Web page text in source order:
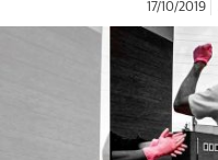
17/10/2019